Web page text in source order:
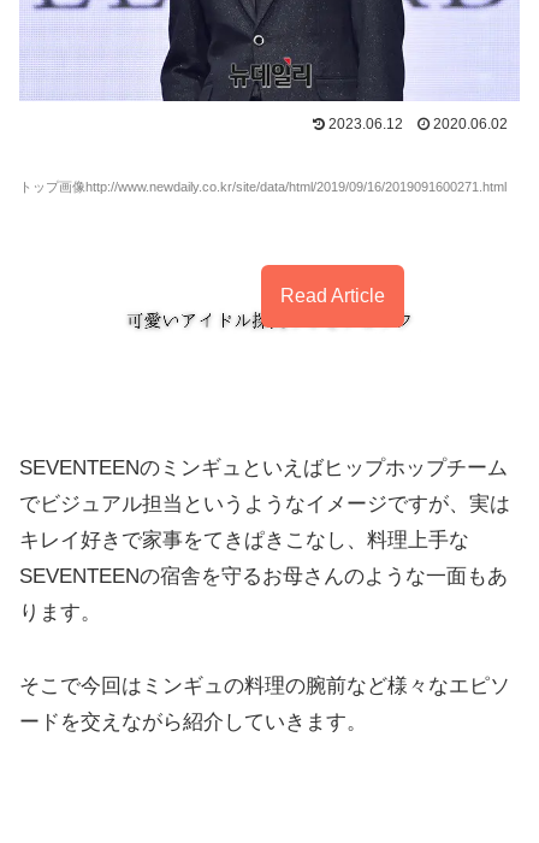
2023.06.12 2020.06.02
トップ画像http://www.newdaily.co.kr/site/data/html/2019/09/16/2019091600271.html
Read Article
SEVENTEENのミンギュといえばヒップホップチーム
でビジュアル担当というようなイメージですが、実は
キレイ好きで家事をてきぱきこなし、料理上手な
SEVENTEENの宿舎を守るお母さんのような一面もあ
ります。
そこで今回はミンギュの料理の腕前など様々なエピソ
ードを交えながら紹介していきます。